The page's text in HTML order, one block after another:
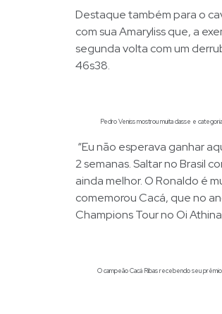
Destaque também para o
com sua Amaryliss que, a
segunda volta com um
46s38.
Pedro Veniss mostrou muita classe e
“Eu não esperava ganhar
2 semanas. Saltar no Brasil
ainda melhor. O Ronaldo é
comemorou Cacá, que no
Champions Tour no Oi
O campeão Cacá Ribas recebendo seu